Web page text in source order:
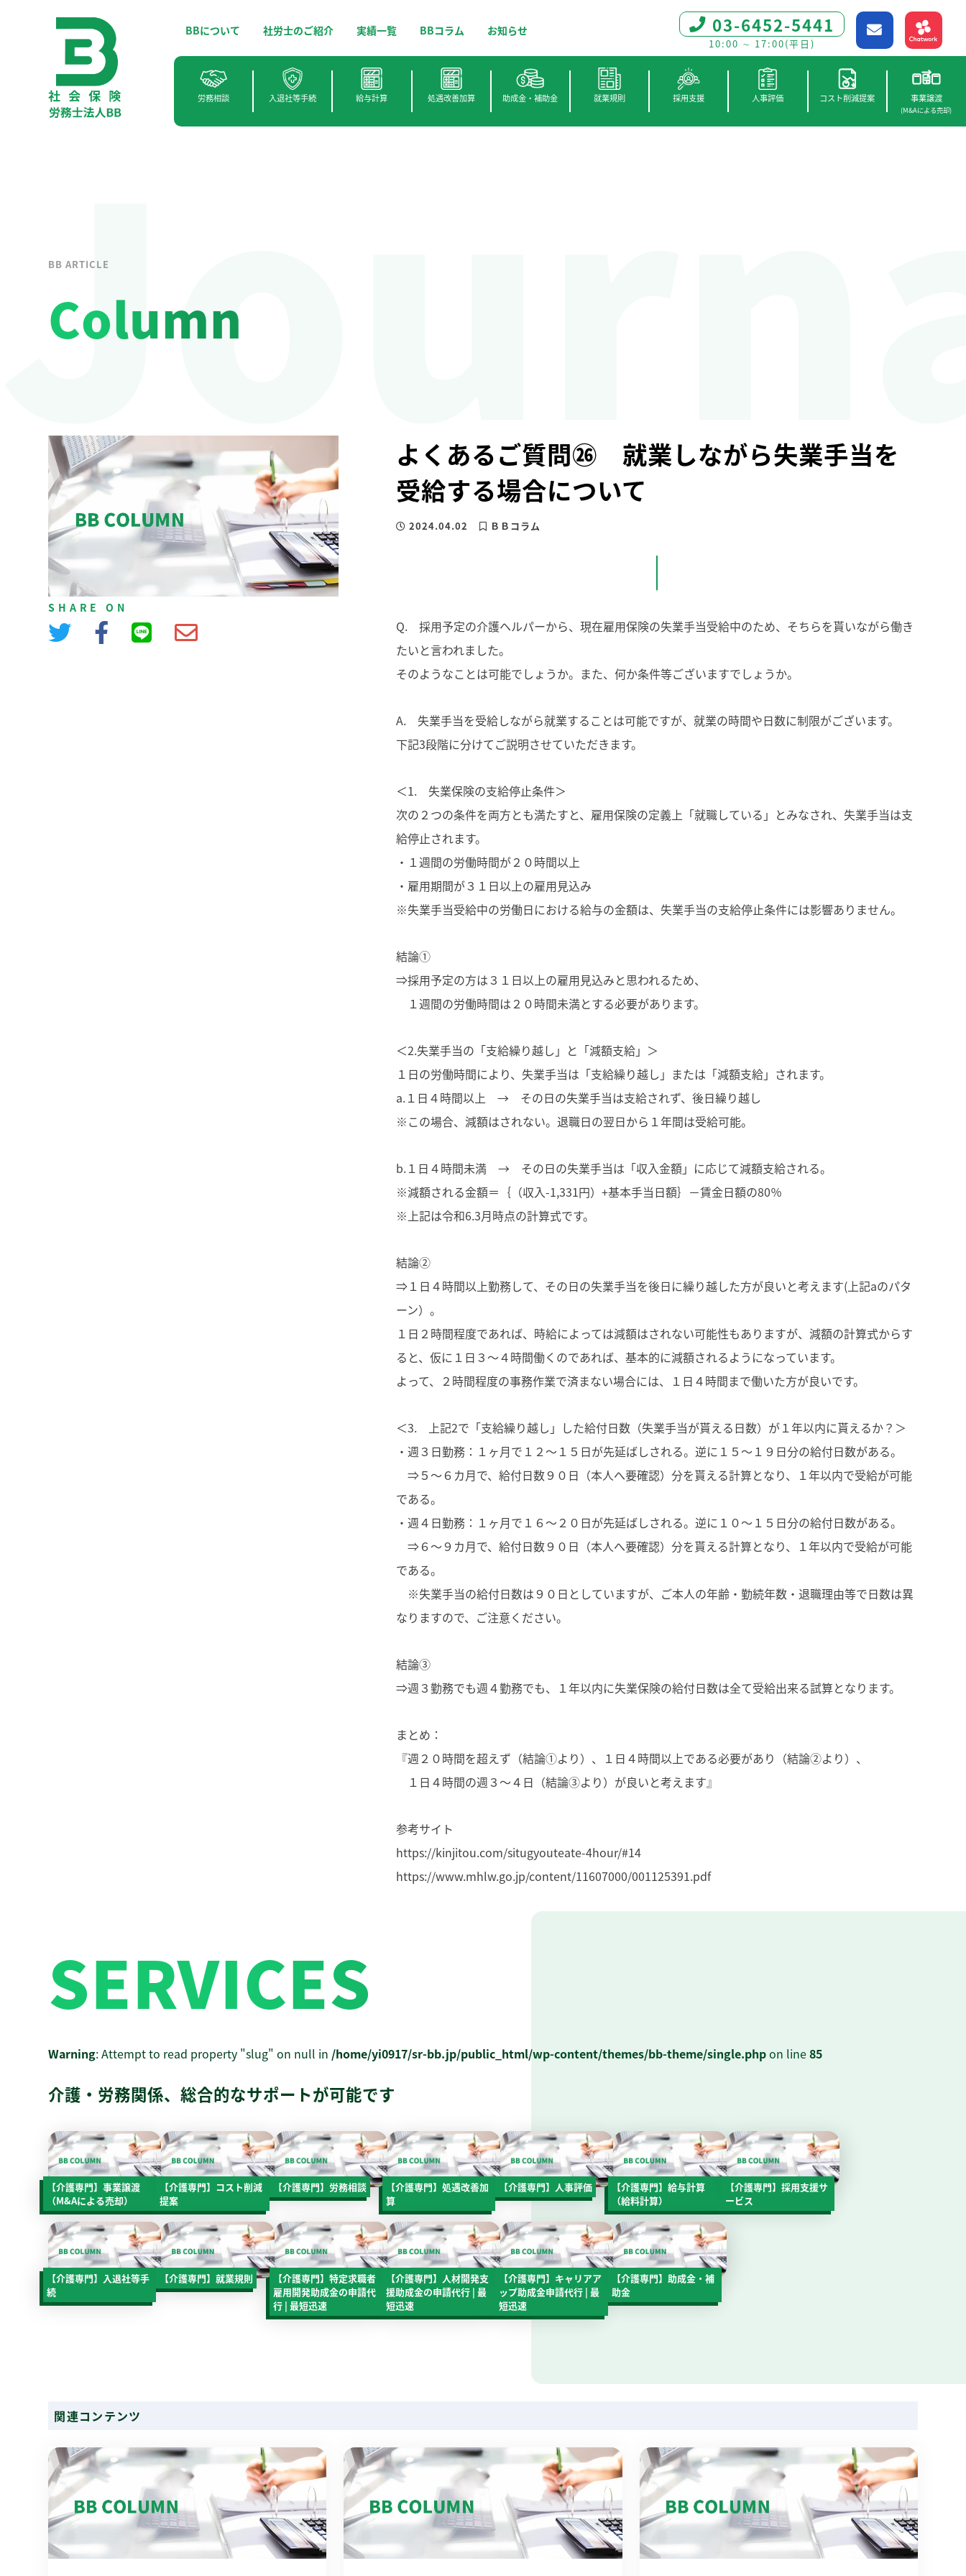
BBについて 社労士のご紹介 実績一覧 BBコラム お知らせ 03-6452-5441
10:00 ∼ 17:00(平日)
労務相談 入退社等手続 給与計算 処遇改善加算 助成金・補助金 就業規則 採用支援 人事評価 コスト削減提案 事業譲渡
(M&Aによる売却)
BB ARTICLE
Column
SHARE ON
よくあるご質問㉖ 就業しながら失業手当を
受給する場合について
2024.04.02 ＢＢコラム
Q. 採用予定の介護ヘルパーから、現在雇用保険の失業手当受給中のため、そちらを貰いながら働き
たいと言われました。
そのようなことは可能でしょうか。また、何か条件等ございますでしょうか。
A. 失業手当を受給しながら就業することは可能ですが、就業の時間や日数に制限がございます。
下記3段階に分けてご説明させていただきます。
＜1. 失業保険の支給停止条件＞
次の２つの条件を両方とも満たすと、雇用保険の定義上「就職している」とみなされ、失業手当は支
給停止されます。
・１週間の労働時間が２０時間以上
・雇用期間が３１日以上の雇用見込み
※失業手当受給中の労働日における給与の金額は、失業手当の支給停止条件には影響ありません。
結論①
⇒採用予定の方は３１日以上の雇用見込みと思われるため、
１週間の労働時間は２０時間未満とする必要があります。
＜2.失業手当の「支給繰り越し」と「減額支給」＞
１日の労働時間により、失業手当は「支給繰り越し」または「減額支給」されます。
a.１日４時間以上 → その日の失業手当は支給されず、後日繰り越し
※この場合、減額はされない。退職日の翌日から１年間は受給可能。
b.１日４時間未満 → その日の失業手当は「収入金額」に応じて減額支給される。
※減額される金額＝｛（収入-1,331円）+基本手当日額｝－賃金日額の80％
※上記は令和6.3月時点の計算式です。
結論②
⇒１日４時間以上勤務して、その日の失業手当を後日に繰り越した方が良いと考えます(上記aのパタ
ーン）。
１日２時間程度であれば、時給によっては減額はされない可能性もありますが、減額の計算式からす
ると、仮に１日３～４時間働くのであれば、基本的に減額されるようになっています。
よって、２時間程度の事務作業で済まない場合には、１日４時間まで働いた方が良いです。
＜3. 上記2で「支給繰り越し」した給付日数（失業手当が貰える日数）が１年以内に貰えるか？＞
・週３日勤務：１ヶ月で１２～１５日が先延ばしされる。逆に１５～１９日分の給付日数がある。
⇒５～６カ月で、給付日数９０日（本人へ要確認）分を貰える計算となり、１年以内で受給が可能
である。
・週４日勤務：１ヶ月で１６～２０日が先延ばしされる。逆に１０～１５日分の給付日数がある。
⇒６～９カ月で、給付日数９０日（本人へ要確認）分を貰える計算となり、１年以内で受給が可能
である。
※失業手当の給付日数は９０日としていますが、ご本人の年齢・勤続年数・退職理由等で日数は異
なりますので、ご注意ください。
結論③
⇒週３勤務でも週４勤務でも、１年以内に失業保険の給付日数は全て受給出来る試算となります。
まとめ：
『週２０時間を超えず（結論①より）、１日４時間以上である必要があり（結論②より）、
１日４時間の週３～４日（結論③より）が良いと考えます』
参考サイト
https://kinjitou.com/situgyouteate-4hour/#14
https://www.mhlw.go.jp/content/11607000/001125391.pdf
SERVICES
Warning: Attempt to read property "slug" on null in /home/yi0917/sr-bb.jp/public_html/wp-content/themes/bb-theme/single.phpon line85
介護・労務関係、総合的なサポートが可能です
【介護専門】事業譲渡
（M&Aによる売却）
【介護専門】コスト削減
提案
【介護専門】労務相談
【介護専門】処遇改善加
算
【介護専門】人事評価
【介護専門】給与計算
（給料計算）
【介護専門】採用支援サ
ービス
【介護専門】入退社等手
続
【介護専門】就業規則
【介護専門】特定求職者
雇用開発助成金の申請代
行 | 最短迅速
【介護専門】人材開発支
援助成金の申請代行 | 最
短迅速
【介護専門】キャリアア
ップ助成金申請代行 | 最
短迅速
【介護専門】助成金・補
助金
関連コンテンツ